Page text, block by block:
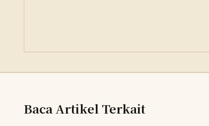
Baca Artikel Terkait